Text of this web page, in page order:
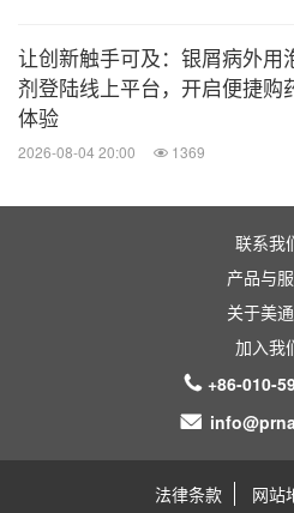
让创新触手可及：银屑病外用
剂登陆线上平台，开启便捷购
体验
2026-08-04 20:00 1369
联系我
产品与
关于美
加入我
+86-010-
法律条款 网站